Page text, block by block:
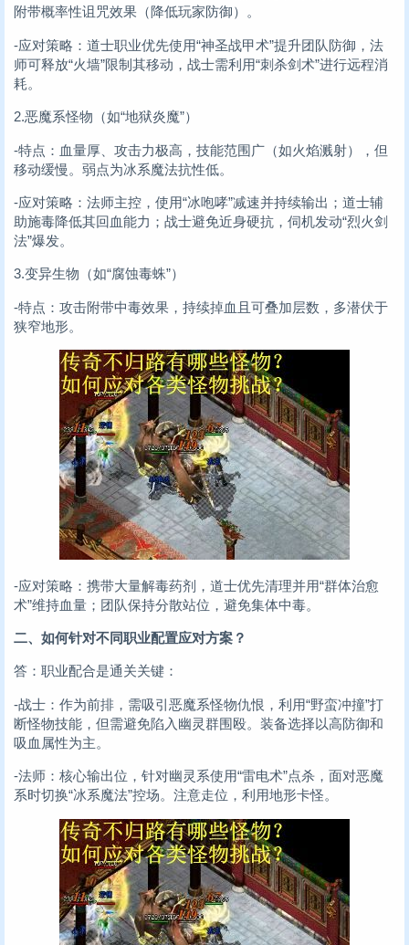
附带概率性诅咒效果（降低玩家防御）。
-应对策略：道士职业优先使用“神圣战甲术”提升团队防御，法
师可释放“火墙”限制其移动，战士需利用“刺杀剑术”进行远程消
耗。
2.恶魔系怪物（如“地狱炎魔”）
-特点：血量厚、攻击力极高，技能范围广（如火焰溅射），但
移动缓慢。弱点为冰系魔法抗性低。
-应对策略：法师主控，使用“冰咆哮”减速并持续输出；道士辅
助施毒降低其回血能力；战士避免近身硬抗，伺机发动“烈火剑
法”爆发。
3.变异生物（如“腐蚀毒蛛”）
-特点：攻击附带中毒效果，持续掉血且可叠加层数，多潜伏于
狭窄地形。
-应对策略：携带大量解毒药剂，道士优先清理并用“群体治愈
术”维持血量；团队保持分散站位，避免集体中毒。
二、如何针对不同职业配置应对方案？
答：职业配合是通关关键：
-战士：作为前排，需吸引恶魔系怪物仇恨，利用“野蛮冲撞”打
断怪物技能，但需避免陷入幽灵群围殴。装备选择以高防御和
吸血属性为主。
-法师：核心输出位，针对幽灵系使用“雷电术”点杀，面对恶魔
系时切换“冰系魔法”控场。注意走位，利用地形卡怪。